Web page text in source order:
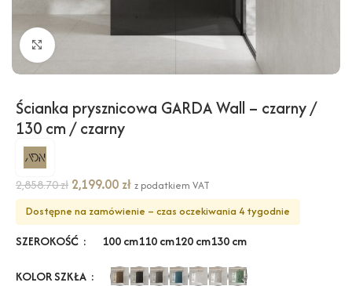
Kliknij, aby powiększyć
Ścianka prysznicowa GARDA Wall – czarny /
130 cm / czarny
2,858.70zł 2,199.00 zł z podatkiem VAT
Dostępne na zamówienie – czas oczekiwania 4 tygodnie
SZEROKOŚĆ 100 cm110 cm120 cm130 cm
KOLOR SZKŁA